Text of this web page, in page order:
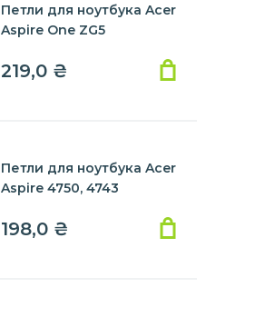
Петли для ноутбука Acer
Aspire One ZG5
219,0 ₴
Петли для ноутбука Acer
Aspire 4750, 4743
198,0 ₴